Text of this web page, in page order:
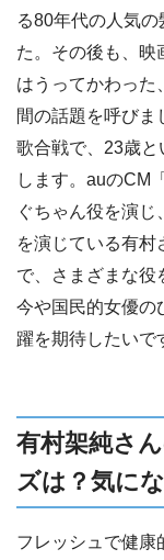
る80年代の人気
た。その後も、映
はうってかわった
間の話題を呼びま
歌合戦で、23歳
します。auのCM
ぐちゃん役を演
を演じている有村
で、さまざまな役
今や国民的女優の
躍を期待したいで
有村架純さ
ズは？気に
フレッシュで健康